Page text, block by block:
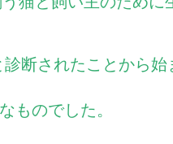
断されたことから
ものでした。